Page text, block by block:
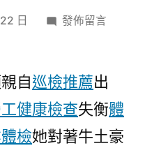
日
在
束
縛
軍
北
發佈留言
自巡檢推薦出
健康檢查失衡體
檢她對著牛土豪